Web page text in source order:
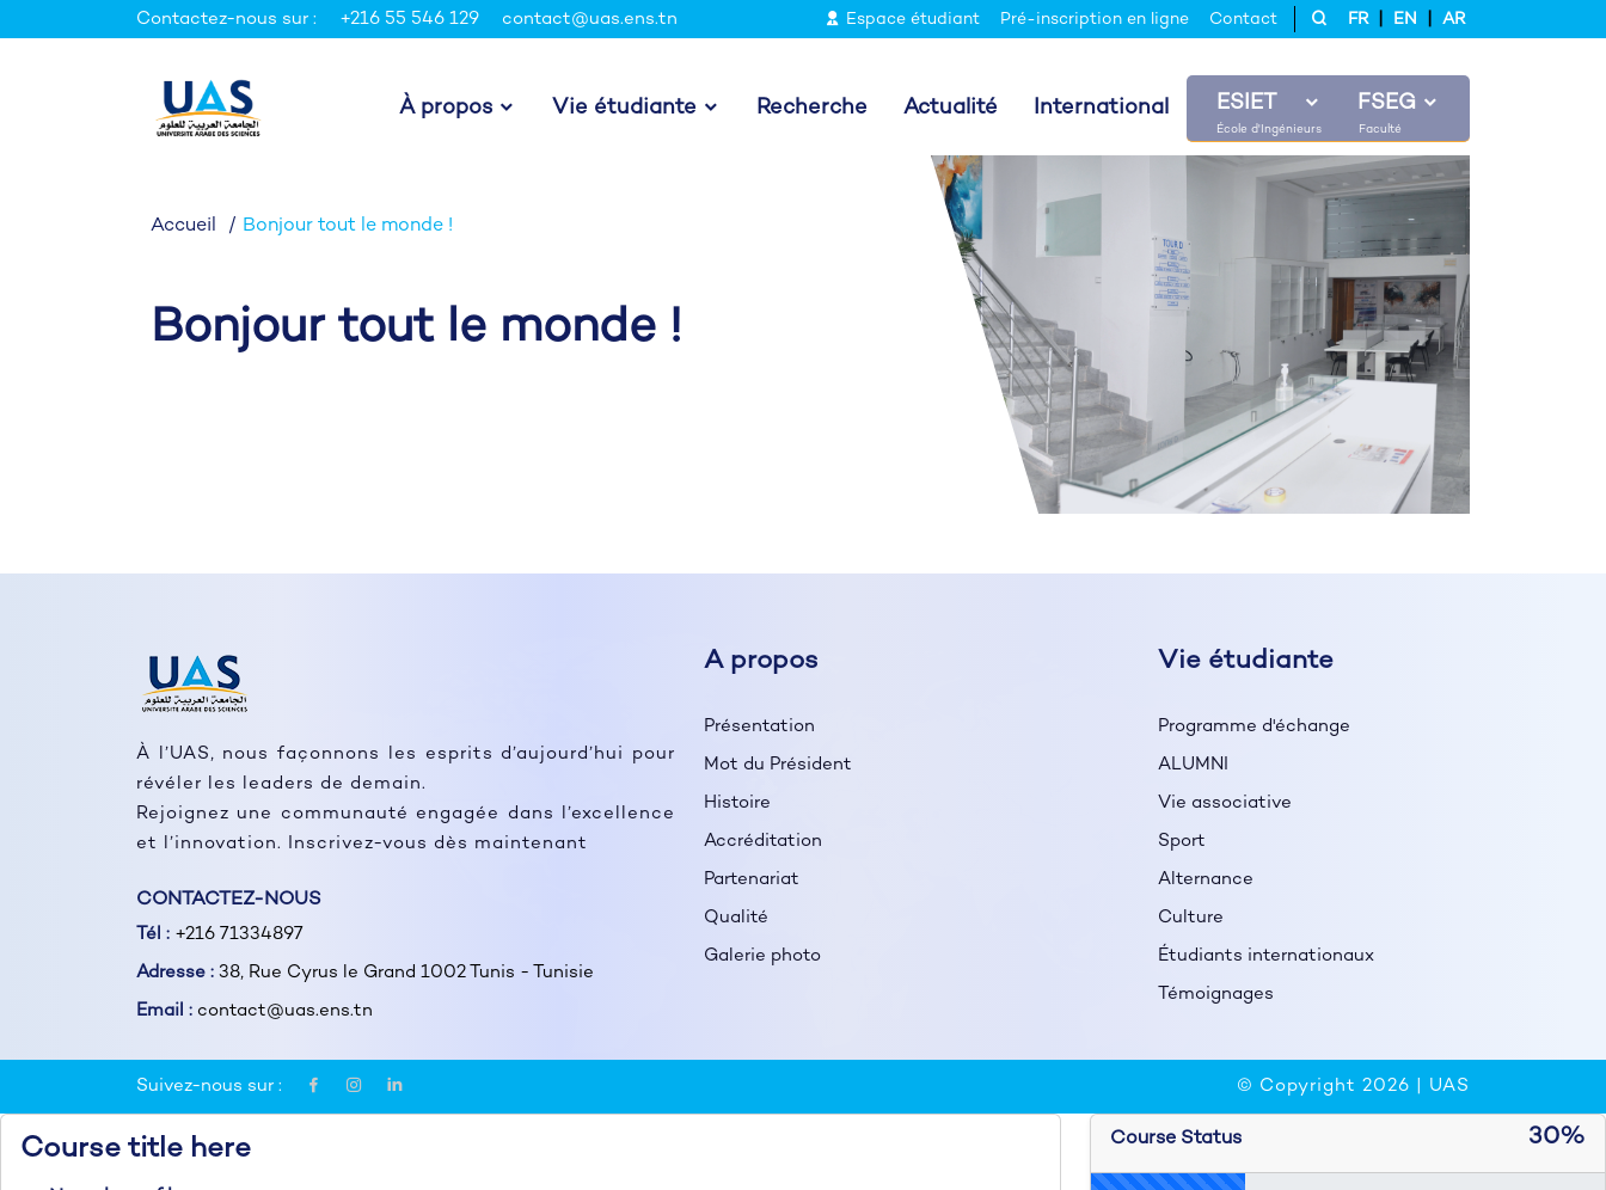
Contactez-nous sur : +216 55 546 129 contact@uas.ens.tn Espace étudiant Pré-inscription en ligne Contact FR EN AR
À propos Vie étudiante Recherche Actualité International ESIET FSEG
Accueil Bonjour tout le monde !
Bonjour tout le monde !
À l’UAS, nous façonnons les esprits d’aujourd’hui pour
révéler les leaders de demain.
Rejoignez une communauté engagée dans l’excellence
et l’innovation. Inscrivez-vous dès maintenant
CONTACTEZ-NOUS
Tél : +216 71334897
Adresse : 38, Rue Cyrus le Grand 1002 Tunis - Tunisie
Email : contact@uas.ens.tn
A propos
Présentation
Mot du Président
Histoire
Accréditation
Partenariat
Qualité
Galerie photo
Vie étudiante
Programme d'échange
ALUMNI
Vie associative
Sport
Alternance
Culture
Étudiants internationaux
Témoignages
Suivez-nous sur : © Copyright 2026 | UAS
Course title here Course Status 30%